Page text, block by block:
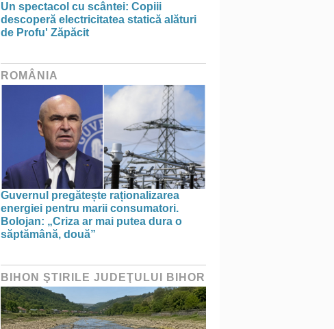
Un spectacol cu scântei: Copiii
descoperă electricitatea statică alături
de Profu' Zăpăcit
ROMÂNIA
Guvernul pregătește raționalizarea
energiei pentru marii consumatori.
Bolojan: „Criza ar mai putea dura o
săptămână, două”
BIHON ŞTIRILE JUDEŢULUI BIHOR